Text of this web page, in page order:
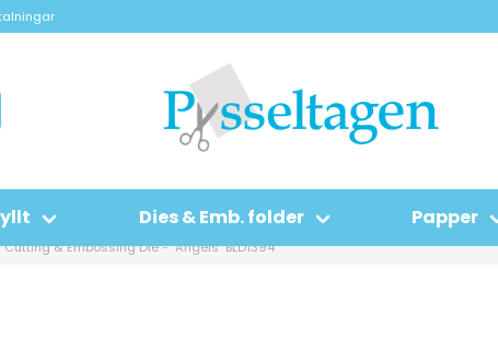
Dies & Emb. folder Papper
Cutting & Embossing Die - "Angels" BLD1394